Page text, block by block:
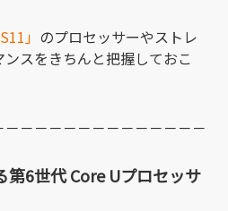
」 のプロセッサーやストレ
スをきちんと把握しておこ
－－－－－－－－－－－－－
第6世代 Core Uプロセッサ